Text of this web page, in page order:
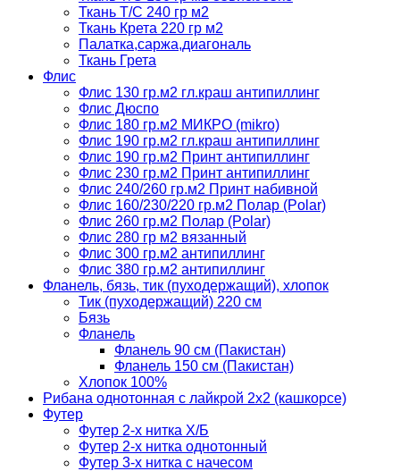
Ткань Т/C 240 гр м2
Ткань Крета 220 гр м2
Палатка,саржа,диагональ
Ткань Грета
Флис
Флис 130 гр.м2 гл.краш антипиллинг
Флис Дюспо
Флис 180 гр.м2 МИКРО (mikro)
Флис 190 гр.м2 гл.краш антипиллинг
Флис 190 гр.м2 Принт антипиллинг
Флис 230 гр.м2 Принт антипиллинг
Флис 240/260 гр.м2 Принт набивной
Флис 160/230/220 гр.м2 Полар (Polar)
Флис 260 гр.м2 Полар (Polar)
Флис 280 гр м2 вязанный
Флис 300 гр.м2 антипиллинг
Флис 380 гр.м2 антипиллинг
Фланель, бязь, тик (пуходержащий), хлопок
Тик (пуходержащий) 220 см
Бязь
Фланель
Фланель 90 см (Пакистан)
Фланель 150 см (Пакистан)
Хлопок 100%
Рибана однотонная с лайкрой 2х2 (кашкорсе)
Футер
Футер 2-х нитка Х/Б
Футер 2-х нитка однотонный
Футер 3-х нитка с начесом